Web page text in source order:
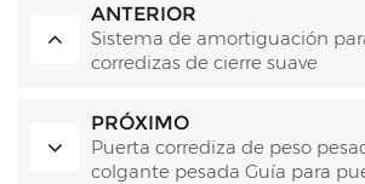
ANTERIOR
Sistema de amortiguación
corredizas de cierre suave
PRÓXIMO
Puerta corrediza de peso
colgante pesada Guía para